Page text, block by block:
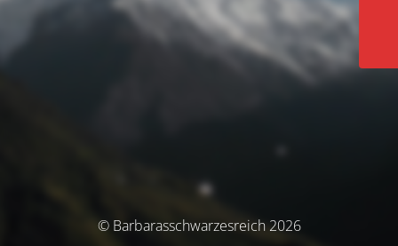
© Barbarasschwarzesreich 2026